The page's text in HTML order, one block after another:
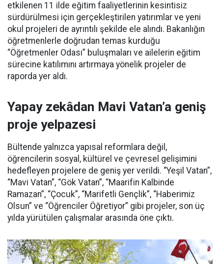
etkilenen 11 ilde eğitim faaliyetlerinin kesintisiz
sürdürülmesi için gerçekleştirilen yatırımlar ve yeni
okul projeleri de ayrıntılı şekilde ele alındı. Bakanlığın
öğretmenlerle doğrudan temas kurduğu
“Öğretmenler Odası” buluşmaları ve ailelerin eğitim
sürecine katılımını artırmaya yönelik projeler de
raporda yer aldı.
Yapay zekâdan Mavi Vatan’a geniş
proje yelpazesi
Bültende yalnızca yapısal reformlara değil,
öğrencilerin sosyal, kültürel ve çevresel gelişimini
hedefleyen projelere de geniş yer verildi. “Yeşil Vatan”,
“Mavi Vatan”, “Gök Vatan”, “Maarifin Kalbinde
Ramazan”, “Çocuk”, “Marifetli Gençlik”, “Haberimiz
Olsun” ve “Öğrenciler Öğretiyor” gibi projeler, son üç
yılda yürütülen çalışmalar arasında öne çıktı.